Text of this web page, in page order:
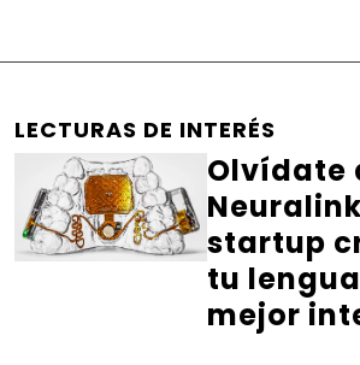
LECTURAS DE INTERÉS
Olvídate
startup
tu
mejor